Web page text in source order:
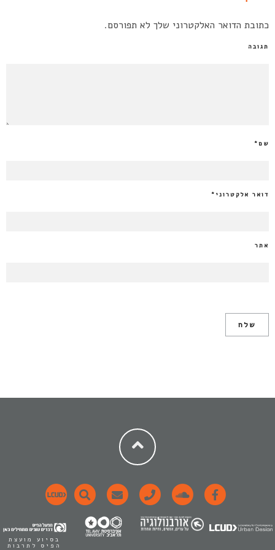
כתובת הדואר האלקטרוני שלך לא תפורסם.
תגובה
שם*
דואר אלקטרוני *
אתר
בסיוע מועצת
הפיס לתרבות